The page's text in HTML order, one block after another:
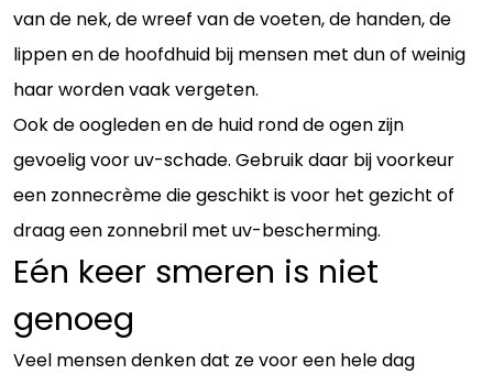
van de nek, de wreef van de voeten, de handen, de
lippen en de hoofdhuid bij mensen met dun of weinig
haar worden vaak vergeten.
Ook de oogleden en de huid rond de ogen zijn
gevoelig voor uv-schade. Gebruik daar bij voorkeur
een zonnecrème die geschikt is voor het gezicht of
draag een zonnebril met uv-bescherming.
Eén keer smeren is niet
genoeg
Veel mensen denken dat ze voor een hele dag